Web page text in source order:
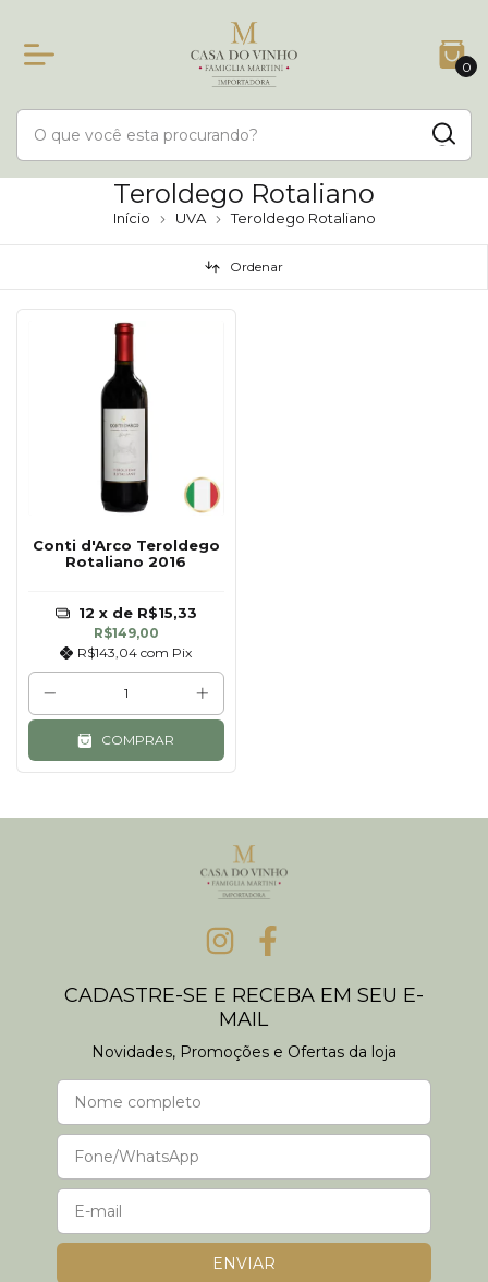
0
Teroldego Rotaliano
Início UVA Teroldego Rotaliano
Ordenar
Conti d'Arco Teroldego
Rotaliano 2016
R$149,00
R$143,04com Pix
12 x de R$15,33
COMPRAR
CADASTRE-SE E RECEBA EM SEU E-
MAIL
Novidades, Promoções e Ofertas da loja